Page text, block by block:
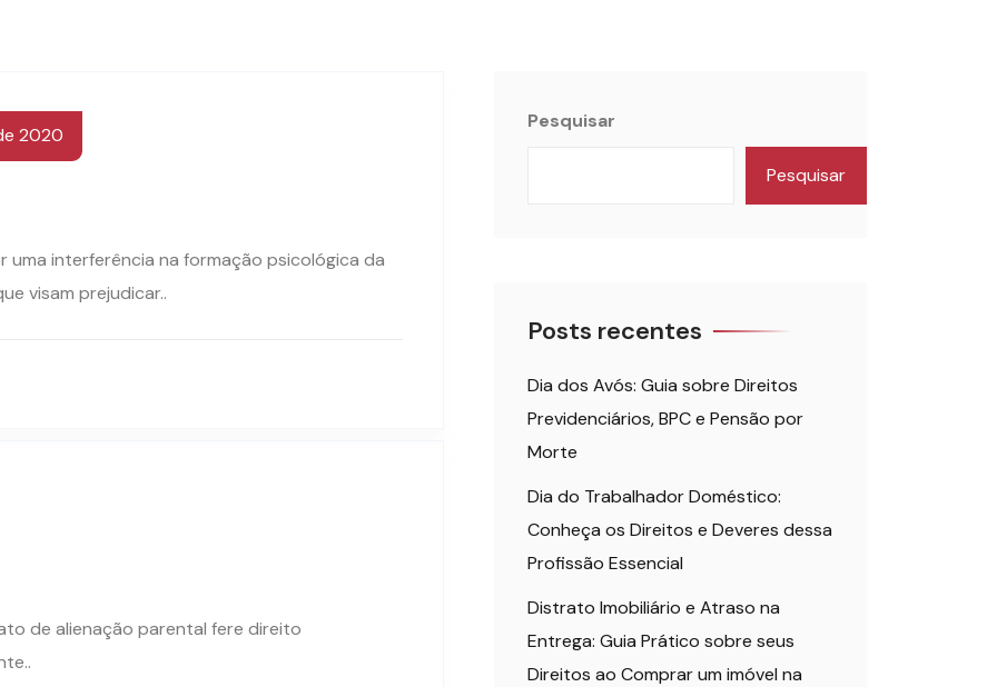
2022
interferência na formação psicológica da
visam prejudicar..
2020
ato de alienação parental fere direito
Pesquisar
Pesquisar
Posts recentes
Dia dos Avós: Guia sobre Direitos
Previdenciários, BPC e Pensão por
Morte
Dia do Trabalhador Doméstico:
Conheça os Direitos e Deveres dessa
Profissão Essencial
Distrato Imobiliário e Atraso na
Entrega: Guia Prático sobre seus
Direitos ao Comprar um imóvel na